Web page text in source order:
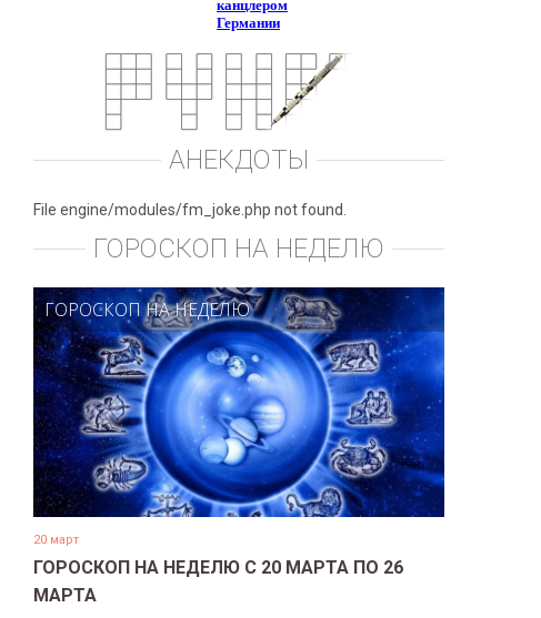
АНЕКДОТЫ
File engine/modules/fm_joke.php not found.
ГОРОСКОП НА НЕДЕЛЮ
ГОРОСКОП НА НЕДЕЛЮ
20 март
ГОРОСКОП НА НЕДЕЛЮ С 20 МАРТА ПО 26
МАРТА